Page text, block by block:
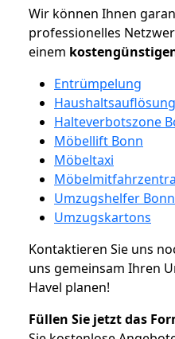
Wir können Ihnen
professionelles
einem
Entrümpelung
Halteverbotszone
Möbellift Bonn
Möbeltaxi
Umzugshelfer Bonn
Umzugskartons
Kontaktieren Sie uns
uns gemeinsam Ihren
Havel planen!
Füllen Sie jetzt das